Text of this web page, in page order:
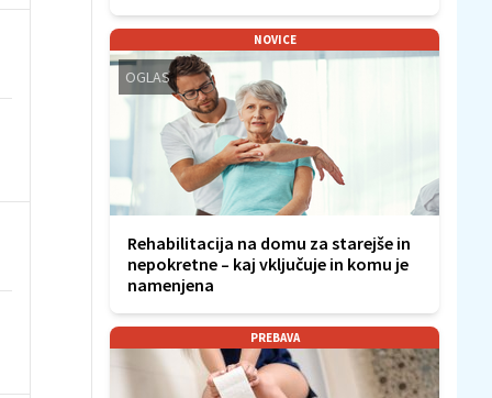
NOVICE
OGLAS
Rehabilitacija na domu za starejše in
nepokretne – kaj vključuje in komu je
namenjena
PREBAVA